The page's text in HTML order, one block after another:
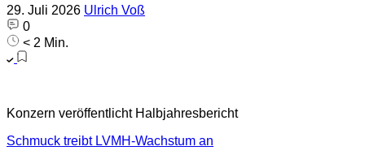
29. Juli 2026 Ulrich Voß
0
< 2 Min.
Konzern veröffentlicht Halbjahresbericht
Schmuck treibt LVMH-Wachstum an